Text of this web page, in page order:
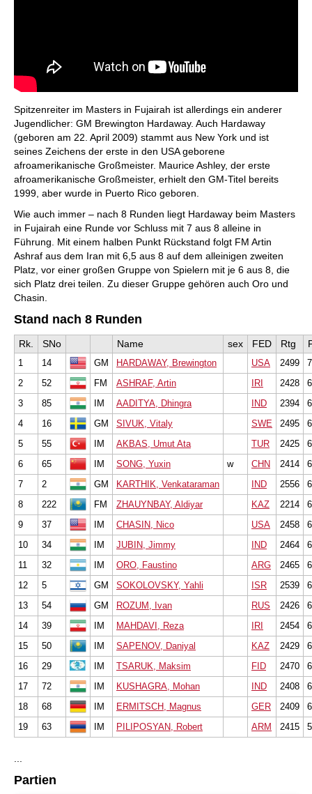
Spitzenreiter im Masters in Fujairah ist allerdings ein anderer
Jugendlicher: GM Brewington Hardaway. Auch Hardaway
(geboren am 22. April 2009) stammt aus New York und ist
seines Zeichens der erste in den USA geborene
afroamerikanische Großmeister. Maurice Ashley, der erste
afroamerikanische Großmeister, erhielt den GM-Titel bereits
1999, aber wurde in Puerto Rico geboren.
Wie auch immer – nach 8 Runden liegt Hardaway beim Masters
in Fujairah eine Runde vor Schluss mit 7 aus 8 alleine in
Führung. Mit einem halben Punkt Rückstand folgt FM Artin
Ashraf aus dem Iran mit 6,5 aus 8 auf dem alleinigen zweiten
Platz, vor einer großen Gruppe von Spielern mit je 6 aus 8, die
sich Platz drei teilen. Zu dieser Gruppe gehören auch Oro und
Chasin.
Stand nach 8 Runden
Rk. SNo Name sex FED Rtg
1 14 GM HARDAWAY, Brewington USA 2499
7
2
52 FM ASHRAF, Artin IRI 2428
3
85 IM AADITYA, Dhingra IND 2394
6
4
16 GM SIVUK, Vitaly SWE 2495
6
5
55 IM AKBAS, Umut Ata TUR 2425
6
6
65 IM SONG, Yuxin w CHN 2414
6
7
2 GM KARTHIK, Venkataraman IND 2556
6
8
222 FM ZHAUYNBAY, Aldiyar KAZ 2214
6
9
37 IM CHASIN, Nico USA 2458
6
10
34 IM JUBIN, Jimmy IND 2464
6
11
32 IM ORO, Faustino ARG 2465
6
12
5 GM SOKOLOVSKY, Yahli ISR 2539
6
13
54 GM ROZUM, Ivan RUS 2426
6
14
39 IM MAHDAVI, Reza IRI 2454
6
15
50 IM SAPENOV, Daniyal KAZ 2429
6
16
29 IM TSARUK, Maksim FID 2470
6
17
72 IM KUSHAGRA, Mohan IND 2408
6
18
68 IM ERMITSCH, Magnus GER 2409
6
19
63 IM PILIPOSYAN, Robert ARM 2415
Partien